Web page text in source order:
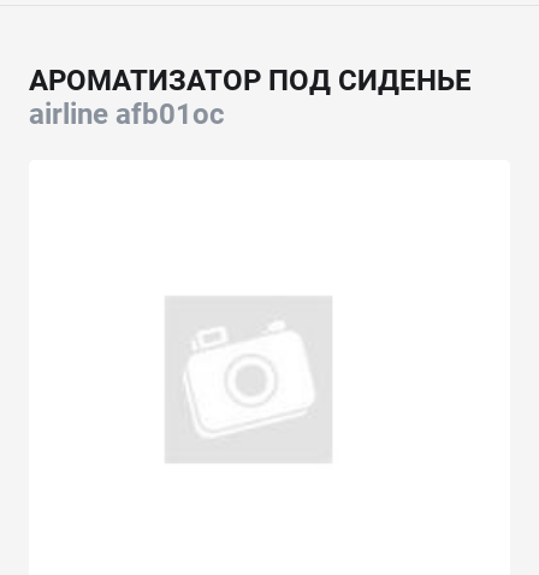
АРОМАТИЗАТОР ПОД СИДЕНЬЕ
airline afb01oc